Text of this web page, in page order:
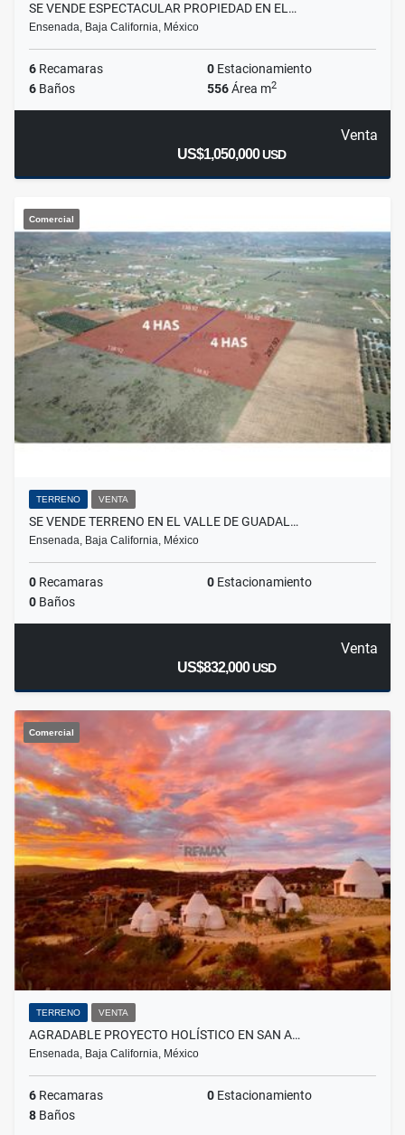
SE VENDE ESPECTACULAR PROPIEDAD EN EL…
Ensenada, Baja California, México
6 Recamaras 0 Estacionamiento
6 Baños 556Área m2
Venta
US$1,050,000USD
Comercial
TERRENO VENTA
SE VENDE TERRENO EN EL VALLE DE GUADAL…
Ensenada, Baja California, México
0 Recamaras 0 Estacionamiento
0 Baños
Venta
US$832,000USD
Comercial
TERRENO VENTA
AGRADABLE PROYECTO HOLÍSTICO EN SAN A…
Ensenada, Baja California, México
6 Recamaras 0 Estacionamiento
8 Baños